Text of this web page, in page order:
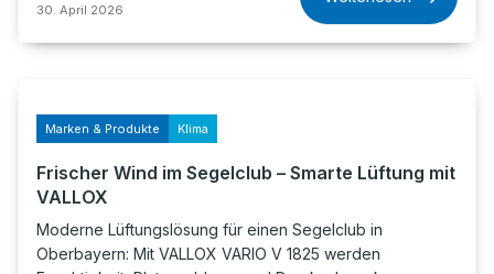
30. April 2026
Marken & Produkte Klima
Frischer Wind im Segelclub – Smarte Lüftung mit
VALLOX
Moderne Lüftungslösung für einen Segelclub in
Oberbayern: Mit VALLOX VARIO V 1825 werden